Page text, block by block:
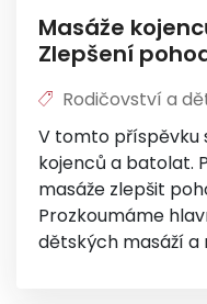
Masáže
Zlepšení
Rodičovství a
V tomto příspěvku
kojenců a batolat.
masáže zlepšit
Prozkoumáme
dětských masáží a